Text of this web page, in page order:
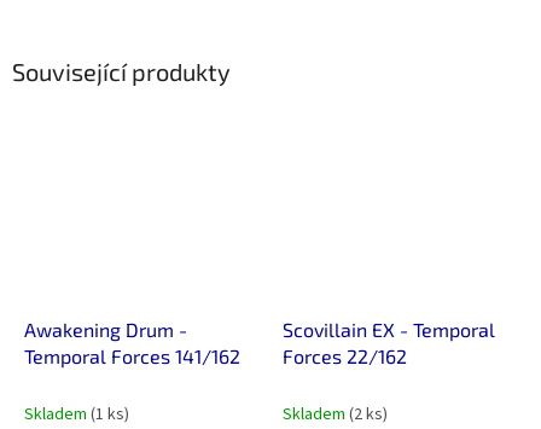
Související produkty
Awakening Drum -
Temporal Forces 141/162
Skladem (1 ks)
Scovillain EX - Temporal
Forces 22/162
Skladem (2 ks)